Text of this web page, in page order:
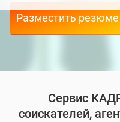
Разместить резюме
Сервис
соискателей,